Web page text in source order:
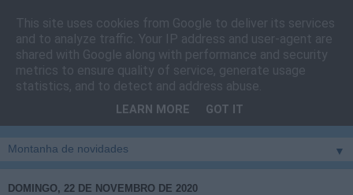
Cais do Pico
Blog sobre um pouco de tudo relacionado com a ilha
vila e ao concelho de São Roque do Pico
▼
DOMINGO, 22 DE NOVEMBRO DE 2020
This site uses cookies from Google to deliver its services
and to analyze traffic. Your IP address and user-agent are
shared with Google along with performance and security
metrics to ensure quality of service, generate usage
statistics, and to detect and address abuse.
LEARN MORE GOT IT